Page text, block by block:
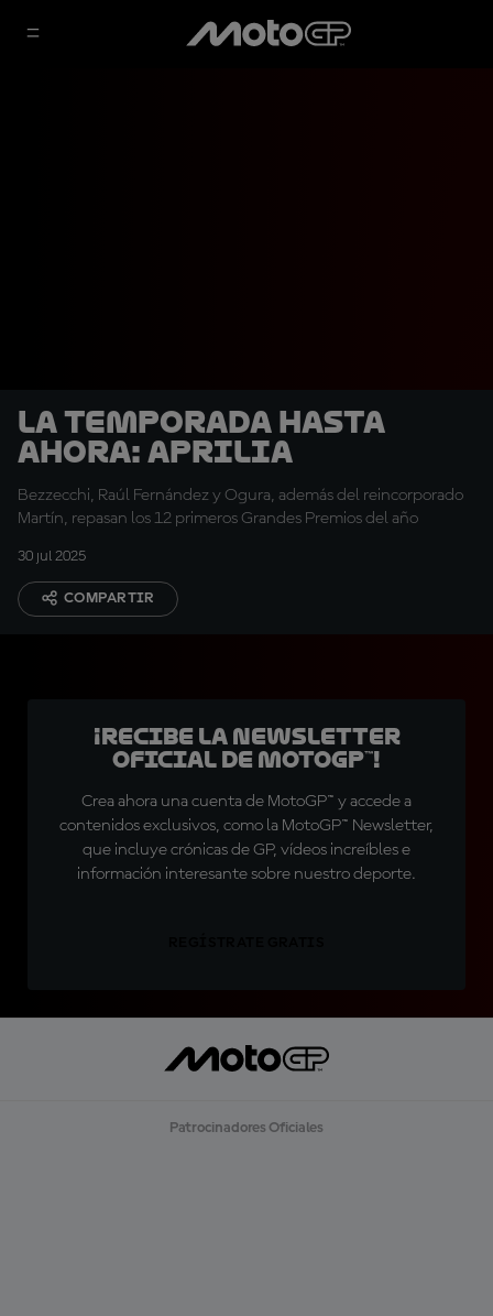
La temporada hasta
ahora: Aprilia
Bezzecchi, Raúl Fernández y Ogura, además del reincorporado
Martín, repasan los 12 primeros Grandes Premios del año
30 jul 2025
COMPARTIR
¡Recibe la Newsletter
oficial de MotoGP™!
Crea ahora una cuenta de MotoGP™ y accede a
contenidos exclusivos, como la MotoGP™ Newsletter,
que incluye crónicas de GP, vídeos increíbles e
información interesante sobre nuestro deporte.
Patrocinadores Oficiales